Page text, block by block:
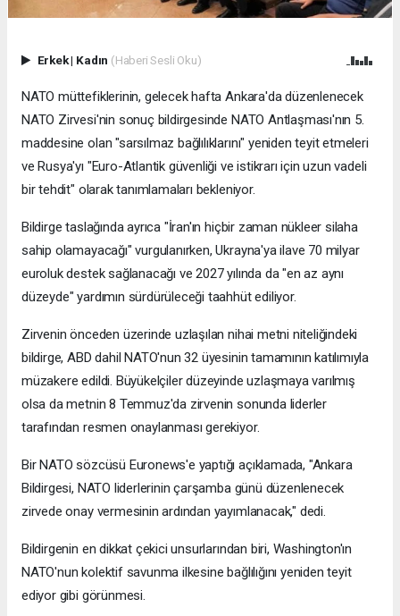
Erkek| Kadın (Haberi Sesli Oku)
NATO müttefiklerinin, gelecek hafta Ankara'da düzenlenecek
NATO Zirvesi'nin sonuç bildirgesinde NATO Antlaşması'nın 5.
maddesine olan "sarsılmaz bağlılıklarını" yeniden teyit etmeleri
ve Rusya'yı "Euro-Atlantik güvenliği ve istikrarı için uzun vadeli
bir tehdit" olarak tanımlamaları bekleniyor.
Bildirge taslağında ayrıca "İran'ın hiçbir zaman nükleer silaha
sahip olamayacağı" vurgulanırken, Ukrayna'ya ilave 70 milyar
euroluk destek sağlanacağı ve 2027 yılında da "en az aynı
düzeyde" yardımın sürdürüleceği taahhüt ediliyor.
Zirvenin önceden üzerinde uzlaşılan nihai metni niteliğindeki
bildirge, ABD dahil NATO'nun 32 üyesinin tamamının katılımıyla
müzakere edildi. Büyükelçiler düzeyinde uzlaşmaya varılmış
olsa da metnin 8 Temmuz'da zirvenin sonunda liderler
tarafından resmen onaylanması gerekiyor.
Bir NATO sözcüsü Euronews'e yaptığı açıklamada, "Ankara
Bildirgesi, NATO liderlerinin çarşamba günü düzenlenecek
zirvede onay vermesinin ardından yayımlanacak," dedi.
Bildirgenin en dikkat çekici unsurlarından biri, Washington'ın
NATO'nun kolektif savunma ilkesine bağlılığını yeniden teyit
ediyor gibi görünmesi.